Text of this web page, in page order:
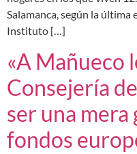
Salamanca, según la
Instituto […]
«A Mañueco
Consejería
ser una mera
fondos